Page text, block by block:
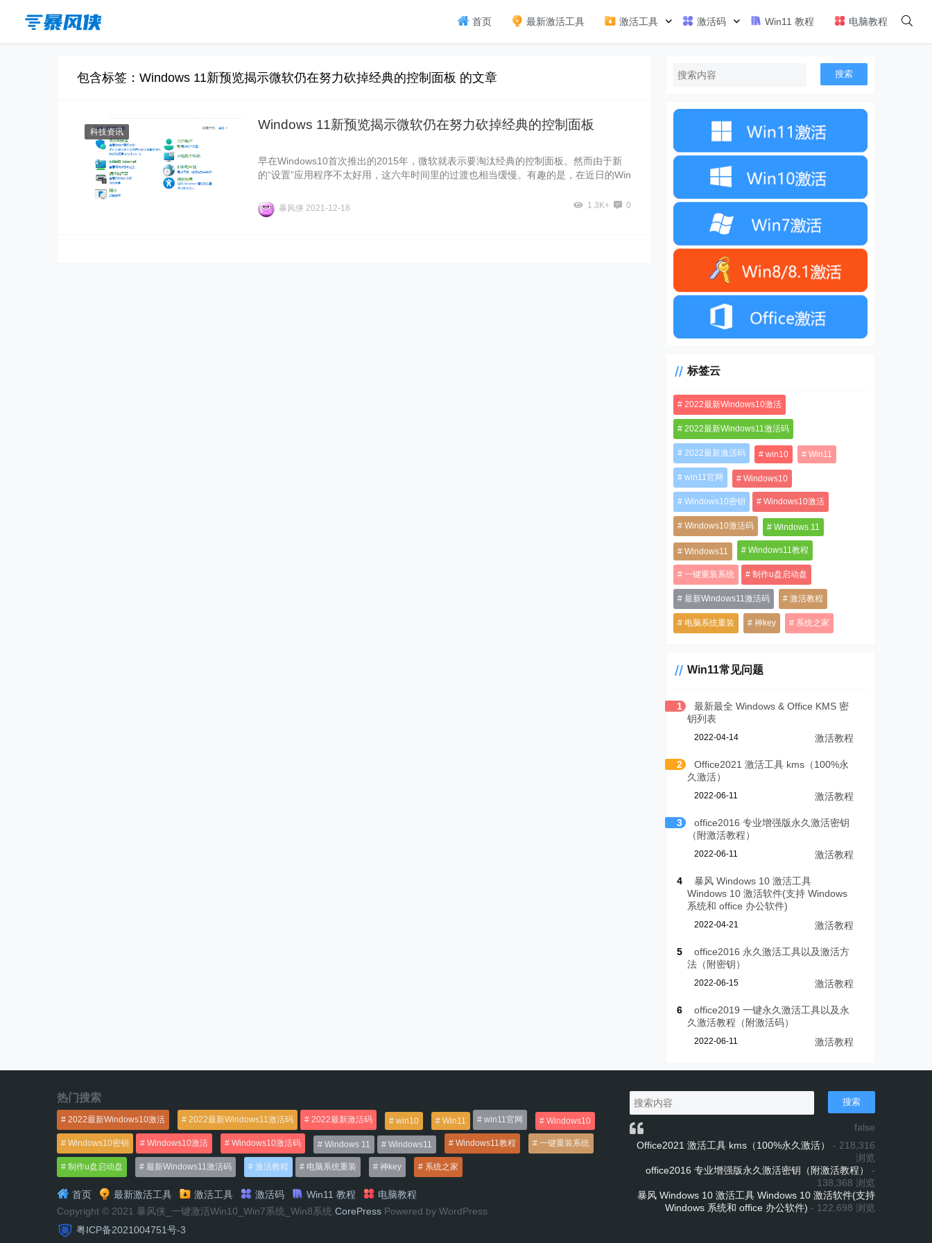
首页 最新激活工具 激活工具 激活码 Win11 教程 电脑教程
包含标签：Windows 11新预览揭示微软仍在努力砍掉经典的控制面板 的文章
科技资讯 Windows 11新预览揭示微软仍在努力砍掉经典的控制面板
早在Windows10首次推出的2015年，微软就表示要淘汰经典的控制面板。然而由于新
的“设置”应用程序不太好用，这六年时间里的过渡也相当缓慢。有趣的是，在近日的Win
制面板组件。
暴风侠 2021-12-18 1.3K+ 0
搜索
标签云
2022最新Windows10激活
2022最新Windows11激活码
2022最新激活码 win10 Win11
win11官网 Windows10
Windows10密钥 Windows10激活
Windows10激活码 Windows 11
Windows11 Windows11教程
一键重装系统 制作u盘启动盘
最新Windows11激活码 激活教程
电脑系统重装 神key 系统之家
Win11常见问题
1
最新最全 Windows & Office KMS 密
钥列表
2022-04-14 激活教程
2
Office2021 激活工具 kms（100%永
久激活）
2022-06-11 激活教程
3
office2016 专业增强版永久激活密钥
（附激活教程）
2022-06-11 激活教程
4
暴风 Windows 10 激活工具
Windows 10 激活软件(支持 Windows
系统和 office 办公软件)
2022-04-21 激活教程
5
office2016 永久激活工具以及激活方
法（附密钥）
2022-06-15 激活教程
6
office2019 一键永久激活工具以及永
久激活教程（附激活码）
2022-06-11 激活教程
热门搜索
2022最新Windows10激活 2022最新Windows11激活码 2022最新激活码 win10 Win11 win11官网 Windows10
Windows10密钥 Windows10激活 Windows10激活码 Windows 11 Windows11 Windows11教程 一键重装系统
制作u盘启动盘 最新Windows11激活码 激活教程 电脑系统重装 神key 系统之家
首页 最新激活工具 激活工具 激活码 Win11 教程
电脑教程
Copyright © 2021 暴风侠_一键激活Win10_Win7系统_Win8系统 CorePress Powered by WordPress
粤ICP备2021004751号-3
搜索
false
Office2021 激活工具 kms（100%永久激活）
- 218,316
浏览
office2016 专业增强版永久激活密钥（附激活教程）
-
138,368 浏览
暴风 Windows 10 激活工具 Windows 10 激活软件(支持
Windows 系统和 office 办公软件) - 122,698 浏览